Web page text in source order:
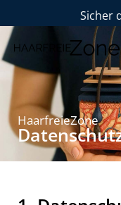
Sicher dir
HaarfreieZone